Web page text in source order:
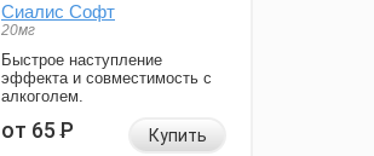
Сиалис Софт
20мг
Быстрое наступление
эффекта и совместимость с
алкоголем.
от 65Р Купить